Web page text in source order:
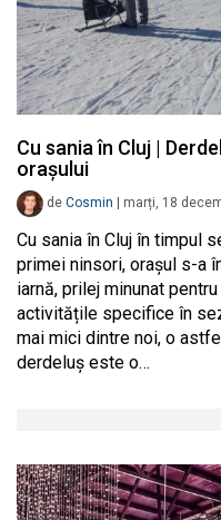
Cu sania în Cluj |
orașului
de Cosmin marți, 18
Cu sania în Cluj în timpul
primei ninsori, orașul s-a
iarnă, prilej minunat
activitățile specifice în
mai mici dintre noi, o
derdeluș este o…